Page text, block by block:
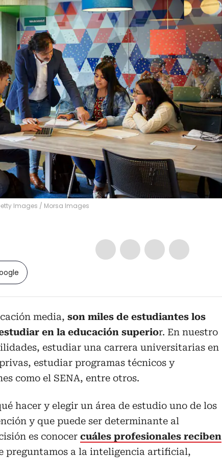
Images / Morsa Images
media, son miles de estudiantes los
en la educación superior. En nuestro
estudiar una carrera universitarias en
estudiar programas técnicos y
como el SENA, entre otros.
hacer y elegir un área de estudio uno de los
y que puede ser determinante al
es conocer cuáles profesionales reciben
preguntamos a la inteligencia artificial,